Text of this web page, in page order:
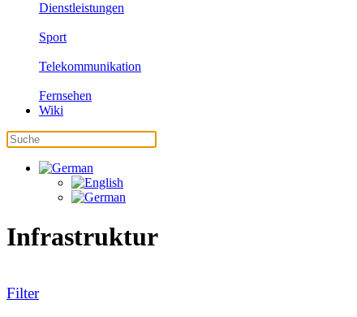
Dienstleistungen
Sport
Telekommunikation
Fernsehen
Wiki
Infrastruktur
Filter